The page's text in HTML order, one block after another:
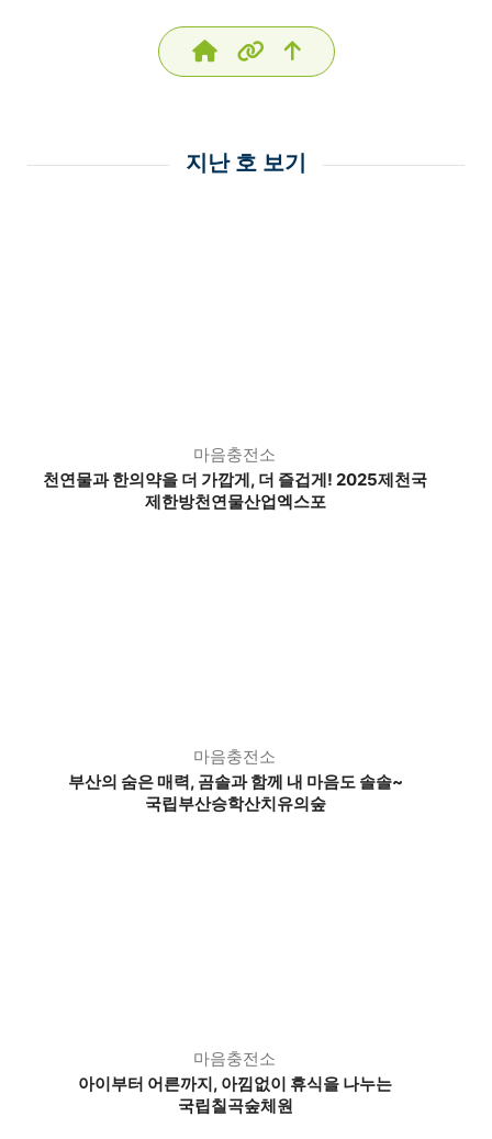
지난 호 보기
마음충전소
천연물과 한의약을 더 가깝게, 더 즐겁게! 2025제천국
제한방천연물산업엑스포
마음충전소
부산의 숨은 매력, 곰솔과 함께 내 마음도 솔솔~
국립부산승학산치유의숲
마음충전소
아이부터 어른까지, 아낌없이 휴식을 나누는
국립칠곡숲체원